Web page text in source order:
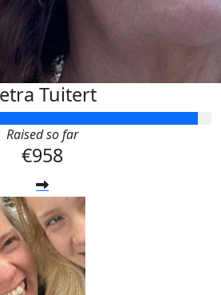
Tuitert
Raised so far
€958